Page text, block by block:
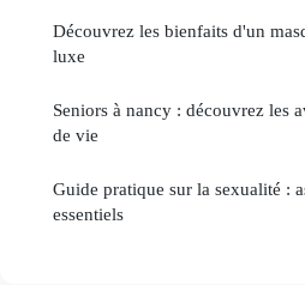
Découvrez les bienfaits d'un
luxe
Seniors à nancy : découvrez les
de vie
Guide pratique sur la sexualité :
essentiels